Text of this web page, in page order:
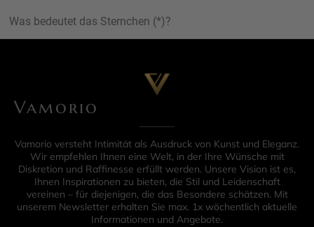
Was bedeutet das Sternchen (*)?
Vamorio
Vamorio versteht Intimität als Ausdruck von Kunst und Eleganz.
Wir empfehlen Ihnen eine Welt, in der Ihre Wünsche mit
Diskretion und Raffinesse erfüllt werden. Unsere Vision ist es,
Ihnen Inspirationen zu bieten, die Stil und Leidenschaft
vereinen – für diejenigen, die das Besondere schätzen. Mit
unserem Newsletter erhalten Sie max. 1x wöchentlich aktuelle
Informationen und Angebote.